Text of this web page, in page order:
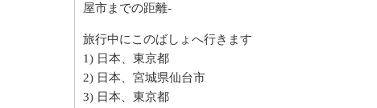
屋市までの距離-
旅行中にこのばしょへ行きます
1) 日本、東京都
2) 日本、宮城県仙台市
3) 日本、東京都